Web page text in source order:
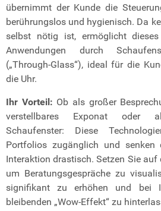
übernimmt der Kunde die
berührungslos und hygienisch. Da
selbst nötig ist, ermöglicht
Anwendungen durch
(„Through-Glass“), ideal für die
die Uhr.
Ihr Vorteil: Ob als großer
verstellbares Exponat oder
Schaufenster: Diese
Portfolios zugänglich und senken
Interaktion drastisch. Setzen Sie auf
um Beratungsgespräche zu
signifikant zu erhöhen und bei
bleibenden „Wow-Effekt“ zu